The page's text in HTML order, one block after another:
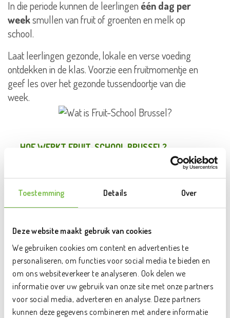
Toestemming Details Over
Deze website maakt gebruik van cookies
We gebruiken cookies om content en advertenties te
personaliseren, om functies voor social media te bieden en
om ons websiteverkeer te analyseren. Ook delen we
informatie over uw gebruik van onze site met onze partners
voor social media, adverteren en analyse. Deze partners
kunnen deze gegevens combineren met andere informatie
In die periode kunnen de leerlingen één dag per
weeksmullen van fruit of groenten en melk op
school.
Laat leerlingen gezonde, lokale en verse voeding
ontdekken in de klas. Voorzie een fruitmomentje en
geef les over het gezonde tussendoortje van die
week.
HOE WERKT FRUIT-SCHOOL BRUSSEL?
Bekijk of jouw school in aanmerking
Selecteer jouw leverancier, Fruitsnacks.
Kies welke periode je fruit, groenten of
melk wilt laten leveren.
Schrijf jouw school in voor het
programma en dat vóór 31 oktober.